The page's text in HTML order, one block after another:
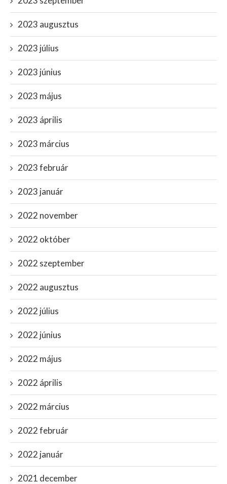
2023 augusztus
2023 július
2023 június
2023 május
2023 április
2023 március
2023 február
2023 január
2022 november
2022 október
2022 szeptember
2022 augusztus
2022 július
2022 június
2022 május
2022 április
2022 március
2022 február
2022 január
2021 december